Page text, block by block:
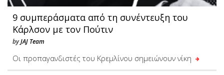
9 συμπεράσματα από τη συνέντευξη του
Κάρλσον με τον Πούτιν
byJAJ Team
Οι προπαγανδιστές του Κρεμλίνου σημειώνουν νίκη